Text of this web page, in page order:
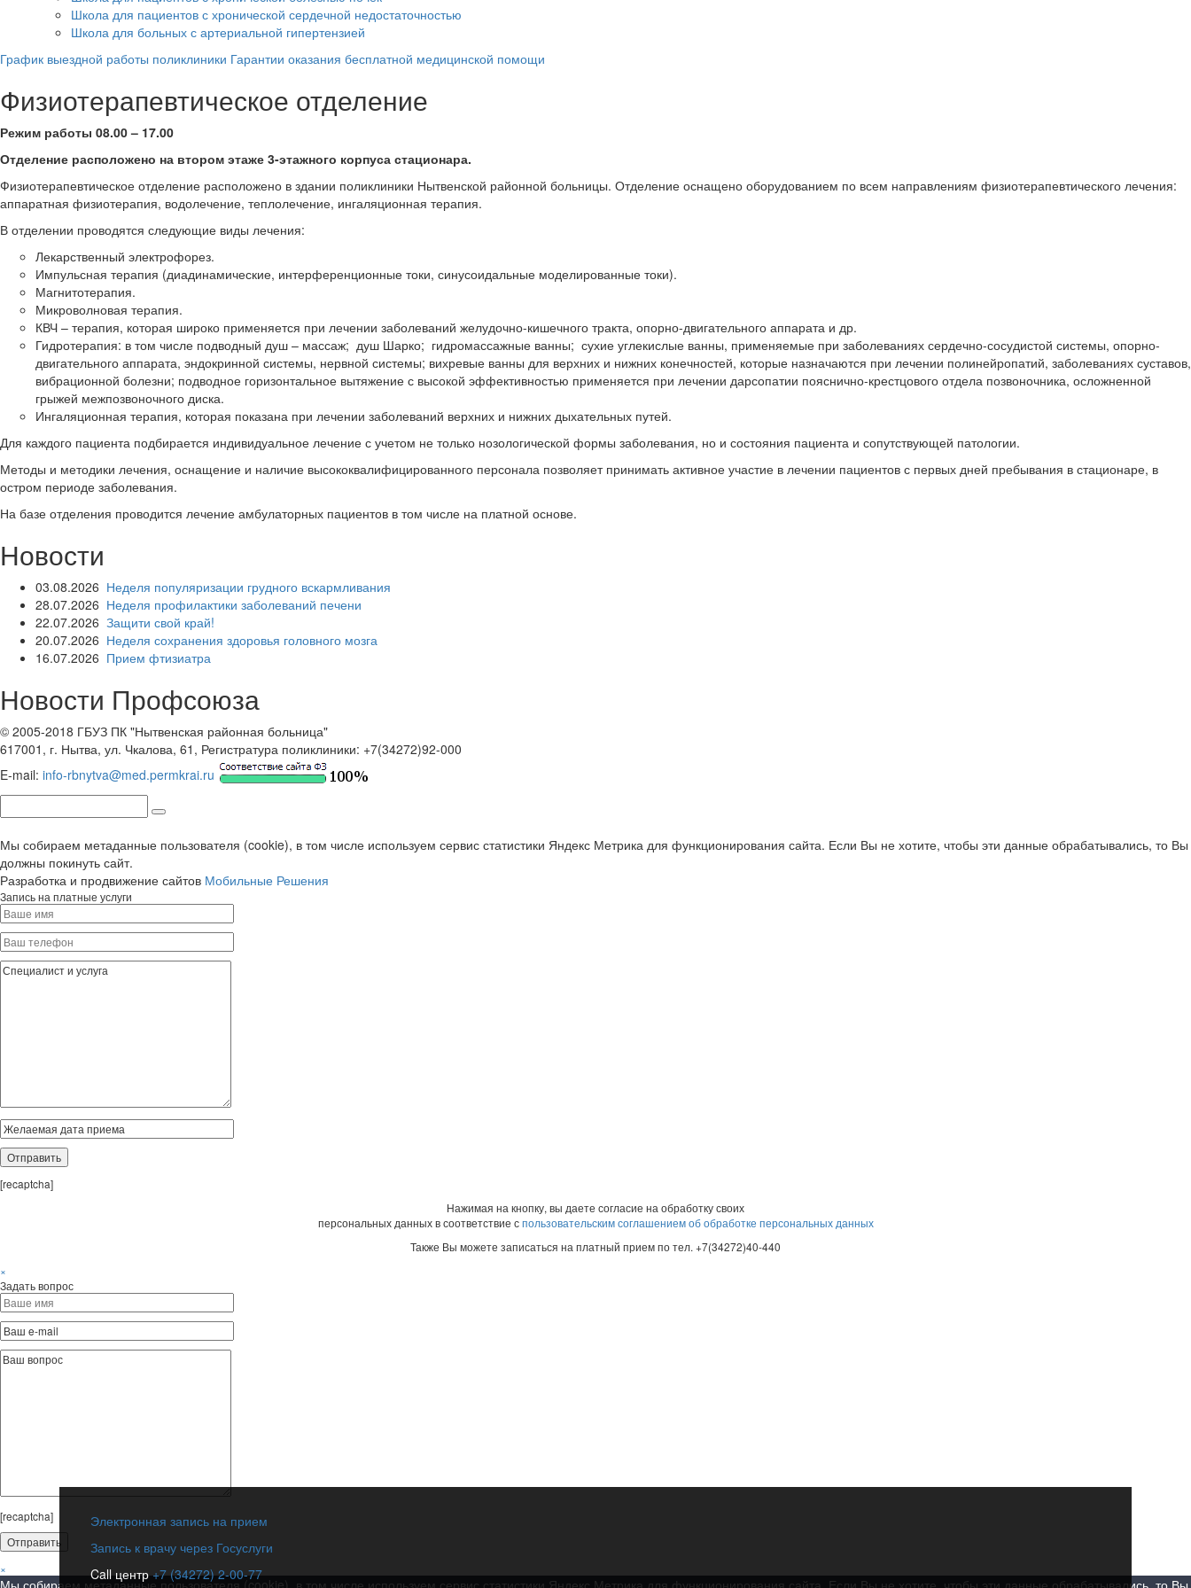
Электронная запись на прием
Запись к врачу через Госуслуги
Call центр+7 (34272) 2-00-77
Школа для пациентов с хронической сердечной недостаточностью
Школа для больных с артериальной гипертензией
График выездной работы поликлиники Гарантии оказания бесплатной медицинской помощи
Физиотерапевтическое отделение
Режим работы 08.00 – 17.00
Отделение расположено на втором этаже 3-этажного корпуса стационара.
Физиотерапевтическое отделение расположено в здании поликлиники Нытвенской районной больницы. Отделение оснащено оборудованием по всем направлениям физиотерапевтического лечения:
аппаратная физиотерапия, водолечение, теплолечение, ингаляционная терапия.
В отделении проводятся следующие виды лечения:
Лекарственный электрофорез.
Импульсная терапия (диадинамические, интерференционные токи, синусоидальные моделированные токи).
Магнитотерапия.
Микроволновая терапия.
КВЧ – терапия, которая широко применяется при лечении заболеваний желудочно-кишечного тракта, опорно-двигательного аппарата и др.
Гидротерапия: в том числе подводный душ – массаж; душ Шарко; гидромассажные ванны; сухие углекислые ванны, применяемые при заболеваниях сердечно-сосудистой системы, опорно-
двигательного аппарата, эндокринной системы, нервной системы; вихревые ванны для верхних и нижних конечностей, которые назначаются при лечении полинейропатий, заболеваниях суставов,
вибрационной болезни; подводное горизонтальное вытяжение с высокой эффективностью применяется при лечении дарсопатии пояснично-крестцового отдела позвоночника, осложненной
грыжей межпозвоночного диска.
Ингаляционная терапия, которая показана при лечении заболеваний верхних и нижних дыхательных путей.
Для каждого пациента подбирается индивидуальное лечение с учетом не только нозологической формы заболевания, но и состояния пациента и сопутствующей патологии.
Методы и методики лечения, оснащение и наличие высококвалифицированного персонала позволяет принимать активное участие в лечении пациентов с первых дней пребывания в стационаре, в
остром периоде заболевания.
На базе отделения проводится лечение амбулаторных пациентов в том числе на платной основе.
Новости
03.08.2026 Неделя популяризации грудного вскармливания
28.07.2026 Неделя профилактики заболеваний печени
22.07.2026 Защити свой край!
20.07.2026 Неделя сохранения здоровья головного мозга
16.07.2026 Прием фтизиатра
Новости Профсоюза
© 2005-2018 ГБУЗ ПК "Нытвенская районная больница"
617001, г. Нытва, ул. Чкалова, 61, Регистратура поликлиники: +7(34272)92-000
E-mail: info-rbnytva@med.permkrai.ru
Мы собираем метаданные пользователя (cookie), в том числе используем сервис статистики Яндекс Метрика для функционирования сайта. Если Вы не хотите, чтобы эти данные обрабатывались, то Вы
должны покинуть сайт.
Разработка и продвижение сайтов Мобильные Решения
Запись на платные услуги
[recaptcha]
Нажимая на кнопку, вы даете согласие на обработку своих
персональных данных в соответствие спользовательским соглашением об обработке персональных данных
Также Вы можете записаться на платный прием по тел. +7(34272)40-440
×
Задать вопрос
[recaptcha]
×
Мы собираем метаданные пользователя (cookie), в том числе используем сервис статистики Яндекс Метрика для функционирования сайта. Если Вы не хотите, чтобы эти данные обрабатывались, то Вы